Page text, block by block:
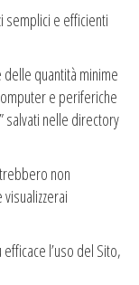
semplici e efficienti
quantità minime
e periferiche
salvati nelle directory
non
l’uso del Sito,